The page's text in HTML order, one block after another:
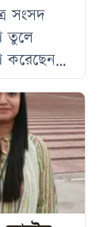
সংসদ
তুলে
করেছেন।
বিভাগের
এরপর
শিক্ষক
অধ্যাপক